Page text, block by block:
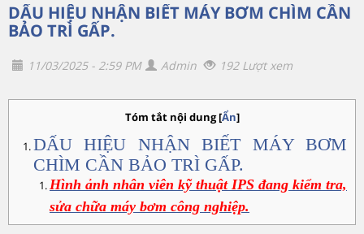
DẤU HIỆU NHẬN BIẾT MÁY BƠM CHÌM CẦN
BẢO TRÌ GẤP.
11/03/2025 - 2:59 PM Admin 192 Lượt xem
Tóm tắt nội dung[Ẩn]
DẤU HIỆU NHẬN BIẾT MÁY BƠM
CHÌM CẦN BẢO TRÌ GẤP.
Hình ảnh nhân viên kỹ thuật IPS đang kiểm tra,
sửa chữa máy bơm công nghiệp.